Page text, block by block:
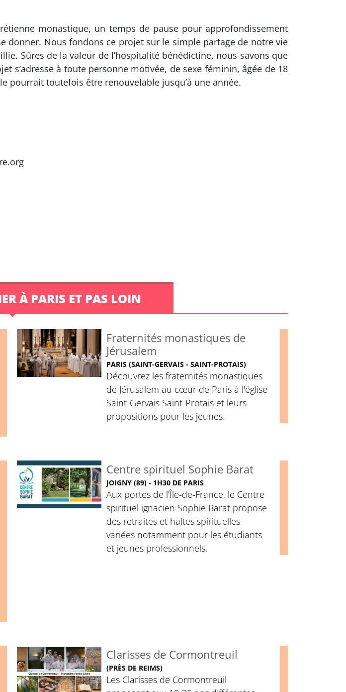
monastique, un temps de pause pour approfondissement
donner. Nous fondons ce projet sur le simple partage de notre vie
Sûres de la valeur de l’hospitalité bénédictine, nous savons que
s’adresse à toute personne motivée, de sexe féminin, âgée de 18
pourrait toutefois être renouvelable jusqu’à une année.
À PARIS ET PAS LOIN
Fraternités monastiques de
Jérusalem
PARIS (SAINT-GERVAIS - SAINT-PROTAIS)
Découvrez les fraternités monastiques
de Jérusalem au cœur de Paris à l'église
Saint-Gervais Saint-Protais et leurs
propositions pour les jeunes.
Centre spirituel Sophie Barat
JOIGNY (89) - 1H30 DE PARIS
Aux portes de l’Île-de-France, le Centre
spirituel ignacien Sophie Barat propose
des retraites et haltes spirituelles
variées notamment pour les étudiants
et jeunes professionnels.
Clarisses de Cormontreuil
(PRÈS DE REIMS)
Les Clarisses de Cormontreuil